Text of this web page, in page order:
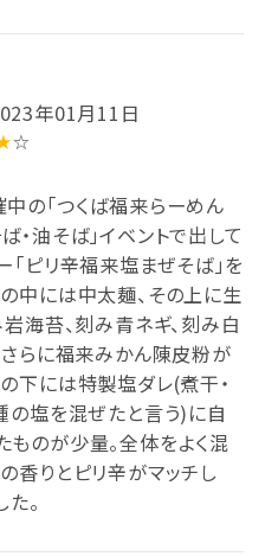
年01月11日
☆
の「つくば福来らーめん
・油そば」イベントで出して
ピリ辛福来塩まぜそば」を
中には中太麺、その上に生
海苔、刻み青ネギ、刻み白
さらに福来みかん陳皮粉が
下には特製塩ダレ(煮干・
の塩を混ぜたと言う)に自
のが少量。全体をよく混
香りとピリ辛がマッチし
。